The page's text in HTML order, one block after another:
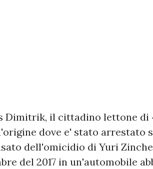
Dimitrik, il cittadino lettone di
dove e' stato arrestato
dell'omicidio di Yuri
del 2017 in un'automobile